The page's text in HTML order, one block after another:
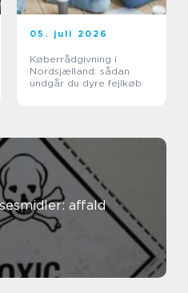
05. juli 2026
Køberrådgivning i
Nordsjælland: sådan
undgår du dyre fejlkøb
affald